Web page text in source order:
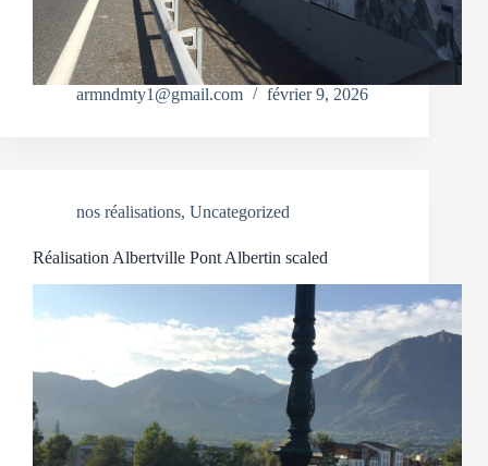
armndmty1@gmail.com février 9, 2026
nos réalisations, Uncategorized
Réalisation Albertville Pont Albertin scaled